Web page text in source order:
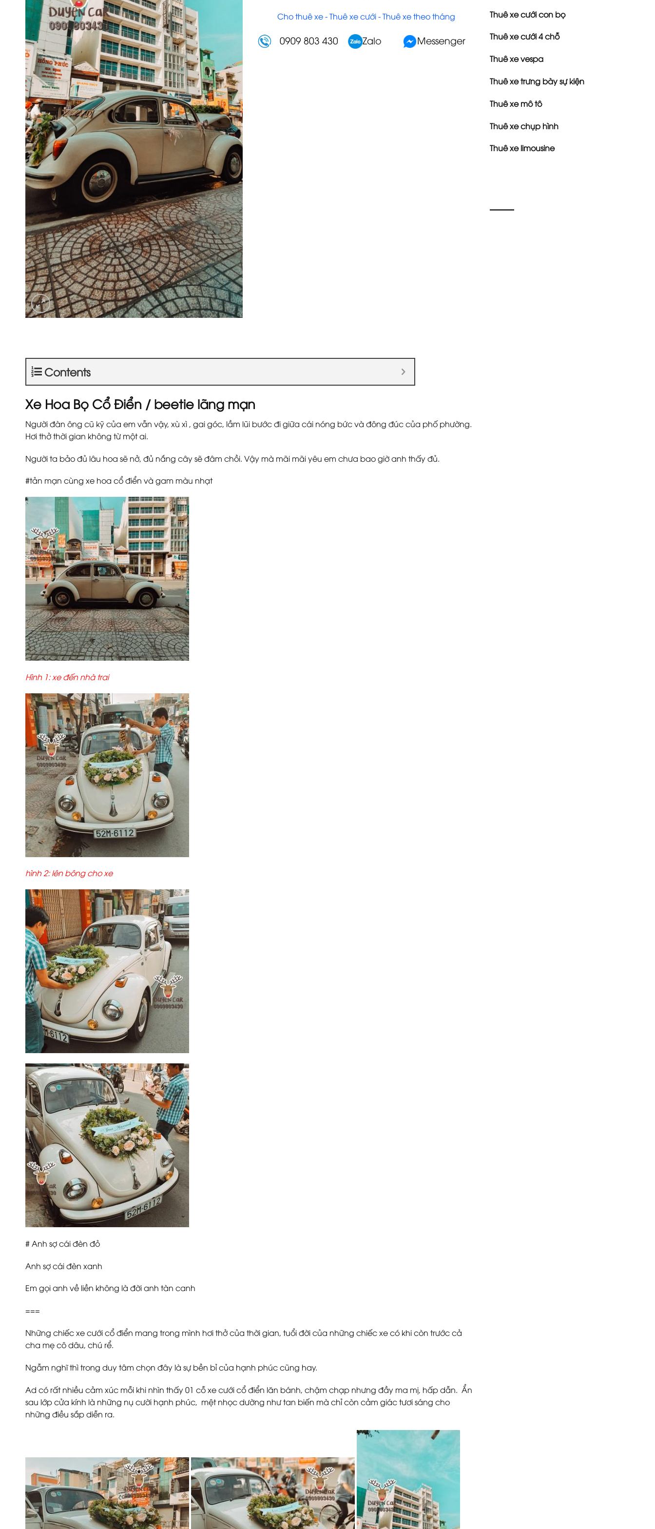
Cho thuê xe - Thuê xe cưới - Thuê xe theo tháng
0909 803 430 Zalo Messenger
Contents
Xe Hoa Bọ Cổ Điển / beetie lãng mạn
Người đàn ông cũ kỹ của em vẫn vậy, xù xì , gai góc, lầm lũi bước đi giữa cái nóng bức và đông đúc của phố phường.
Hơi thở thời gian không từ một ai.
Người ta bảo đủ lâu hoa sẽ nở, đủ nắng cây sẽ đâm chồi. Vậy mà mãi mãi yêu em chưa bao giờ anh thấy đủ.
#tản mạn cùng xe hoa cổ điển và gam màu nhạt
Hình 1: xe đến nhà trai
hình 2: lên bông cho xe
# Anh sợ cái đèn đỏ
Anh sợ cái đèn xanh
Em gọi anh về liền không là đời anh tàn canh
===
Những chiếc xe cưới cổ điển mang trong mình hơi thở của thời gian, tuổi đời của những chiếc xe có khi còn trước cả
cha mẹ cô dâu, chú rể.
Ngẫm nghĩ thì trong duy tâm chọn đây là sự bền bỉ của hạnh phúc cũng hay.
Ad có rất nhiều cảm xúc mỗi khi nhìn thấy 01 cỗ xe cưới cổ điển lăn bánh, chậm chạp nhưng đầy ma mị, hấp dẫn. Ẩn
sau lớp cửa kính là những nụ cười hạnh phúc, mệt nhọc dường như tan biến mà chỉ còn cảm giác tươi sáng cho
những điều sắp diễn ra.
Thuê xe cưới con bọ
Thuê xe cưới 4 chỗ
Thuê xe vespa
Thuê xe trưng bày sự kiện
Thuê xe mô tô
Thuê xe chụp hình
Thuê xe limousine